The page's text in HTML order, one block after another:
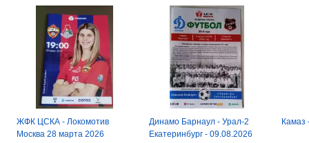
ЖФК ЦСКА - Локомотив
Москва 28 марта 2026
Динамо Барнаул - Урал-2
Екатеринбург - 09.08.2026
Камаз